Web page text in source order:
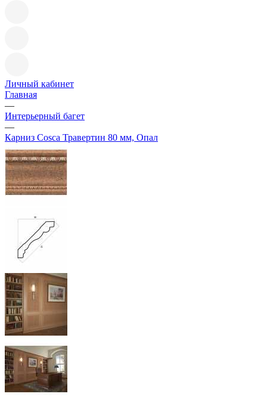
Личный кабинет
Главная
—
Интерьерный багет
—
Карниз Cosca Травертин 80 мм, Опал